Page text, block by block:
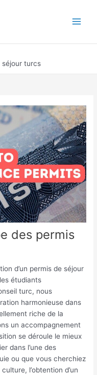
séjour turcs
des permis
d’un permis de séjour
étudiants
turc, nous
harmonieuse dans
riche de la
un accompagnement
se déroule le mieux
dans l’une des
ou que vous cherchiez
l’obtention d’un